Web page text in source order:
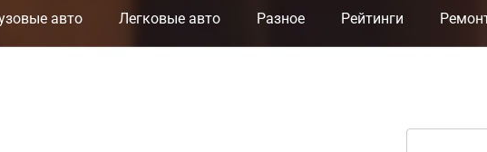
авто Легковые авто Разное Рейтинги